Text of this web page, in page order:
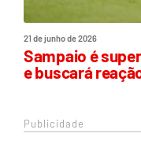
21 de junho de 2026
Sampaio é
e buscará
Publicidade